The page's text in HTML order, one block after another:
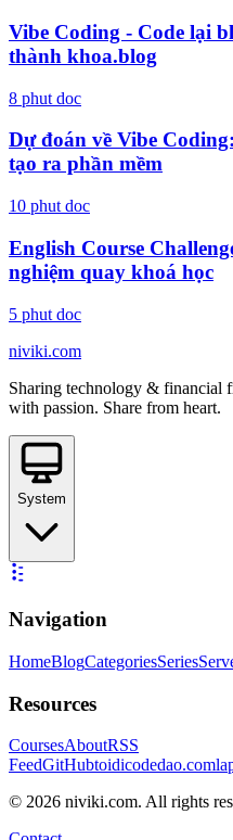
Vibe Coding - Code lại
thành khoa.blog
8 phut doc
Dự đoán về Vibe
tạo ra phần mềm
10 phut doc
English Course
nghiệm quay khoá học
5 phut doc
niviki.com
Sharing technology & financial
with passion. Share from heart.
System
Navigation
HomeBlogCategoriesSeries
Resources
CoursesAboutRSS
FeedGitHubtoidicodedao.com
© 2026 niviki.com. All rights